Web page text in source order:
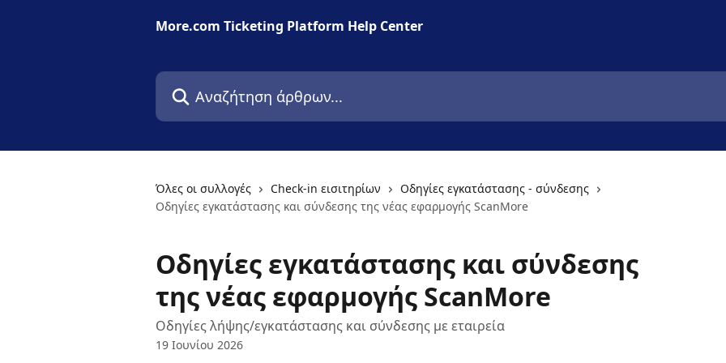
More.com Ticketing Platform Help Center
Αναζήτηση άρθρων...
Όλες οι συλλογές Check-in εισιτηρίων
Οδηγίες εγκατάστασης - σύνδεσης
Οδηγίες εγκατάστασης και σύνδεσης της νέας εφαρμογής ScanMore
Οδηγίες εγκατάστασης και σύνδεσης
της νέας εφαρμογής ScanMore
Οδηγίες λήψης/εγκατάστασης και σύνδεσης με εταιρεία
19 Ιουνίου 2026